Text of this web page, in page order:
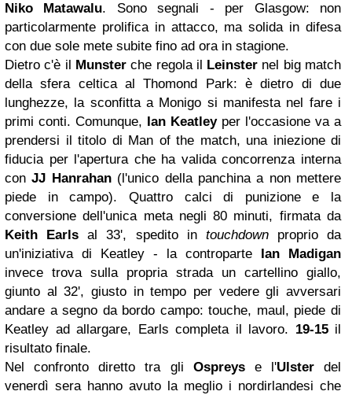
Niko Matawalu. Sono segnali - per Glasgow: non
particolarmente prolifica in attacco, ma solida in difesa
con due sole mete subite fino ad ora in stagione.
Dietro c'è il Munsterche regola il Leinster nel big match
della sfera celtica al Thomond Park: è dietro di due
lunghezze, la sconfitta a Monigo si manifesta nel fare i
primi conti. Comunque, Ian Keatleyper l'occasione va a
prendersi il titolo di Man of the match, una iniezione di
fiducia per l'apertura che ha valida concorrenza interna
conJJ Hanrahan(l'unico della panchina a non mettere
piede in campo). Quattro calci di punizione e la
conversione dell'unica meta negli 80 minuti, firmata da
Keith Earls al 33', spedito in touchdown proprio da
un'iniziativa di Keatley - la controparte Ian Madigan
invece trova sulla propria strada un cartellino giallo,
giunto al 32', giusto in tempo per vedere gli avversari
andare a segno da bordo campo: touche, maul, piede di
Keatley ad allargare, Earls completa il lavoro. 19-15il
risultato finale.
Nel confronto diretto tra gli Ospreyse l'Ulsterdel
venerdì sera hanno avuto la meglio i nordirlandesi che